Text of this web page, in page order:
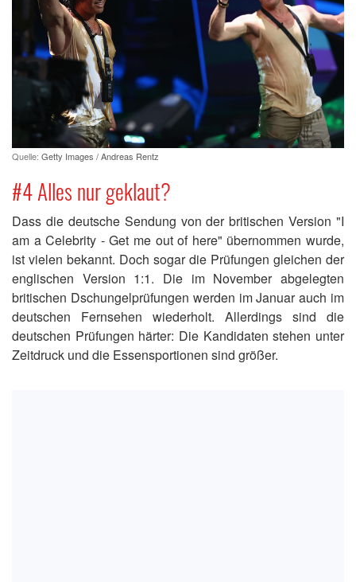
Quelle: Getty Images / Andreas Rentz
#4 Alles nur geklaut?
Dass die deutsche Sendung von der britischen Version "I
am a Celebrity - Get me out of here" übernommen wurde,
ist vielen bekannt. Doch sogar die Prüfungen gleichen der
englischen Version 1:1. Die im November abgelegten
britischen Dschungelprüfungen werden im Januar auch im
deutschen Fernsehen wiederholt. Allerdings sind die
deutschen Prüfungen härter: Die Kandidaten stehen unter
Zeitdruck und die Essensportionen sind größer.